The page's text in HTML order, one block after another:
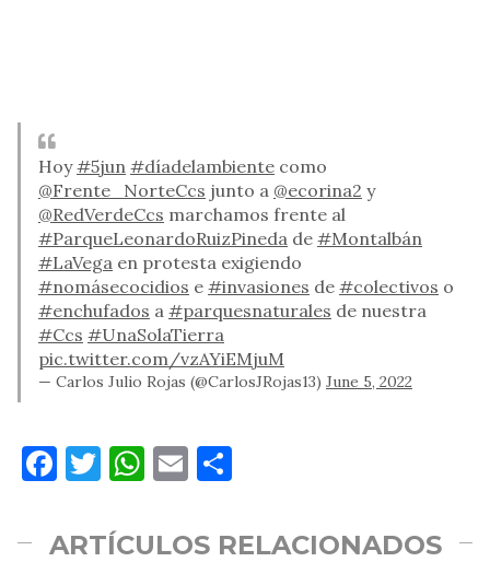
Hoy#5jun #díadelambiente como
@Frente_NorteCcs junto a @ecorina2 y
@RedVerdeCcs marchamos frente al
#ParqueLeonardoRuizPineda de #Montalbán
#LaVega en protesta exigiendo
#nomásecocidios e #invasiones de #colectivos o
#enchufados a #parquesnaturales de nuestra
#Ccs #UnaSolaTierra
pic.twitter.com/vzAYiEMjuM
— Carlos Julio Rojas (@CarlosJRojas13) June 5, 2022
Facebook
Twitter
WhatsApp
Email
ARTÍCULOS RELACIONADOS